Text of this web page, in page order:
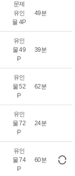
문제
유인
물 4P
49분
유인
물 49
P
39분
유인
물 52
P
62분
유인
물 72
P
24분
유인
물 74
P
60분